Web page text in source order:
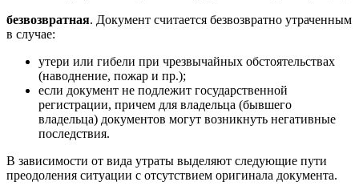
безвозвратная. Документ считается безвозвратно утраченным
в случае:
утери или гибели при чрезвычайных обстоятельствах
(наводнение, пожар и пр.);
если документ не подлежит государственной
регистрации, причем для владельца (бывшего
владельца) документов могут возникнуть негативные
последствия.
В зависимости от вида утраты выделяют следующие пути
преодоления ситуации с отсутствием оригинала документа.